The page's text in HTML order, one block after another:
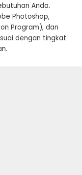
Anda.
Photoshop,
Program), dan
dengan tingkat